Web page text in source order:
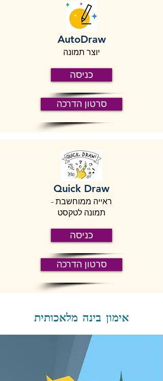
AutoDraw
יוצר תמונה
כניסה
סרטון הדרכה
Quick Draw
ראייה ממוחשבת -
תמונה לטקסט
כניסה
סרטון הדרכה
אימון בינה מלאכותית